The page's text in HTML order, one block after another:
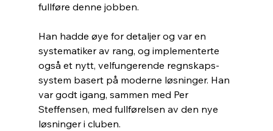
fullføre denne jobben.
Han hadde øye for detaljer og var en
systematiker av rang, og implementerte
også et nytt, velfungerende regnskaps-
system basert på moderne løsninger. Han
var godt igang, sammen med Per
Steffensen, med fullførelsen av den nye
løsninger i cluben.